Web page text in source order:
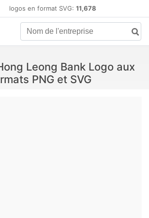
logos en format SVG: 11,678
Leong Bank Logo aux
PNG et SVG